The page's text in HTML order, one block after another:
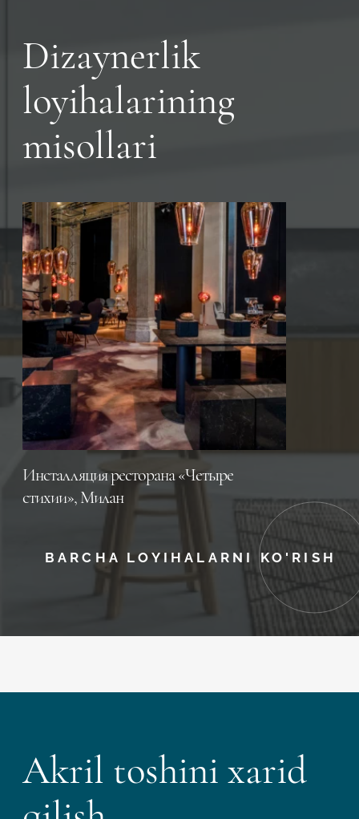
Dizaynerlik
loyihalarining
misollari
Инсталляция ресторана «Четыре
стихии», Милан
BARCHA LOYIHALARNI KO'RISH
Akril toshini xarid